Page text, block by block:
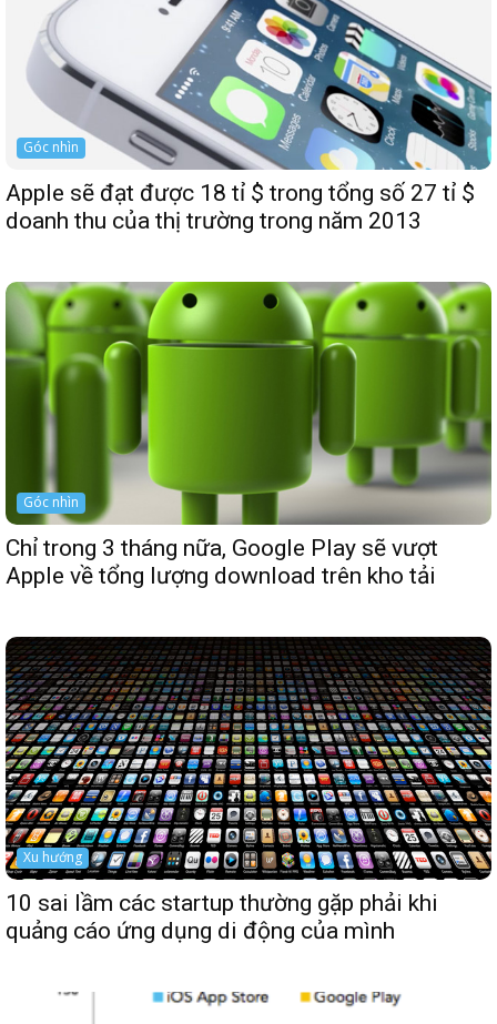
Góc nhìn
Apple sẽ đạt được 18 tỉ $ trong tổng số 27 tỉ $
doanh thu của thị trường trong năm 2013
Góc nhìn
Chỉ trong 3 tháng nữa, Google Play sẽ vượt
Apple về tổng lượng download trên kho tải
Xu hướng
10 sai lầm các startup thường gặp phải khi
quảng cáo ứng dụng di động của mình